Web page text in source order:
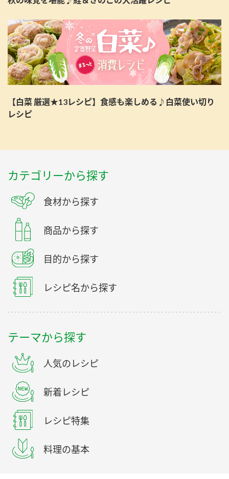
【白菜 厳選★13レシピ】食感も楽しめる♪白菜使い切り
レシピ
カテゴリーから探す
食材から探す
商品から探す
目的から探す
レシピ名から探す
テーマから探す
人気のレシピ
新着レシピ
レシピ特集
料理の基本